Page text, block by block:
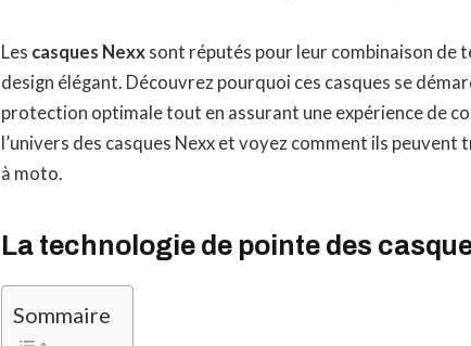
Les casques Nexx sont réputés pour leur combinaison de
design élégant. Découvrez pourquoi ces casques se
protection optimale tout en assurant une expérience de
l’univers des casques Nexx et voyez comment ils
à moto.
La technologie de pointe des
Sommaire